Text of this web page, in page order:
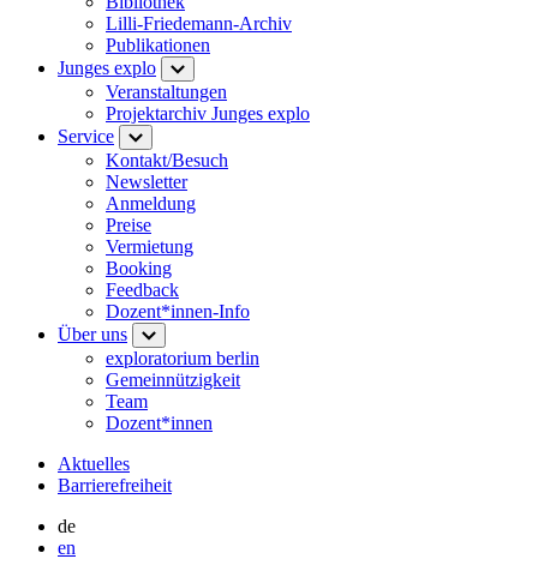
Lilli-Friedemann-Archiv
Publikationen
Junges explo
Veranstaltungen
Projektarchiv Junges explo
Service
Kontakt/Besuch
Newsletter
Anmeldung
Preise
Vermietung
Booking
Feedback
Dozent*innen-Info
Über uns
exploratorium berlin
Gemeinnützigkeit
Team
Dozent*innen
Aktuelles
Barrierefreiheit
de
en